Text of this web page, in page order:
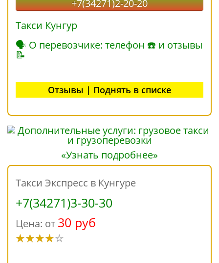
+7(34271)2-20-20
Такси Кунгур
🗣 О перевозчике: телефон ☎ и отзывы
📝
Отзывы | Поднять в списке
«Узнать подробнее»
Такси Экспресс в Кунгуре
+7(34271)3-30-30
Цена: от 30 руб